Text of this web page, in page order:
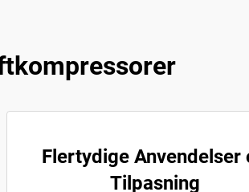
Flertydige Anvendelser
Tilpasning